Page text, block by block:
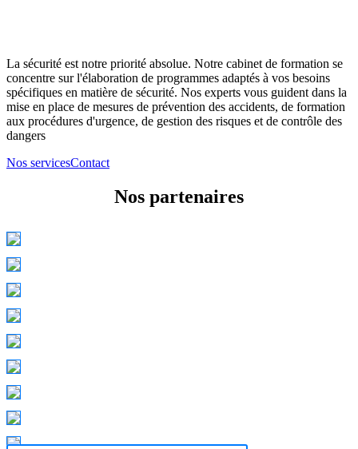
La sécurité est notre priorité absolue. Notre cabinet de formation se
concentre sur l'élaboration de programmes adaptés à vos besoins
spécifiques en matière de sécurité. Nos experts vous guident dans la
mise en place de mesures de prévention des accidents, de formation
aux procédures d'urgence, de gestion des risques et de contrôle des
dangers
Nos servicesContact
Nos partenaires